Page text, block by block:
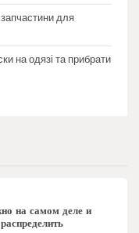
для
на одязі та прибрати
на самом деле и